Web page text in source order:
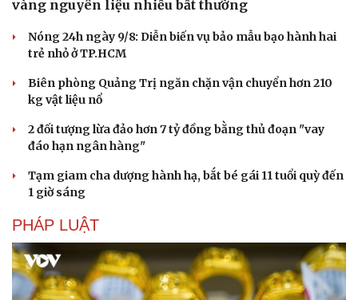
Du lịch
Tư vấn
Săn Tour
Podcast
Câu chuyện thời sự
Kể chuyện cho bé
Chuyển hồ sơ sang Bộ Công an về 7 cá nhân bán
vàng nguyên liệu nhiều bất thường
Nóng 24h ngày 9/8: Diễn biến vụ bảo mẫu bạo hành hai
trẻ nhỏ ở TP.HCM
Biên phòng Quảng Trị ngăn chặn vận chuyển hơn 210
kg vật liệu nổ